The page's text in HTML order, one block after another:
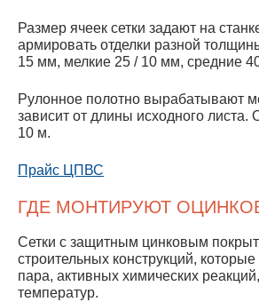
Размер ячеек сетки задают на
армировать отделки разной
15 мм, мелкие 25 / 10 мм, средние
Рулонное полотно вырабатывают
зависит от длины исходного
10 м.
Прайс ЦПВС
ГДЕ МОНТИРУЮТ
Сетки с защитным цинковым
строительных конструкций,
пара, активных химических
температур.